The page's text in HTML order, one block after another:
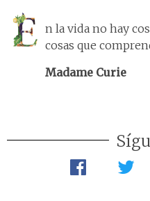
n la vida no hay
cosas que
Madame Curie